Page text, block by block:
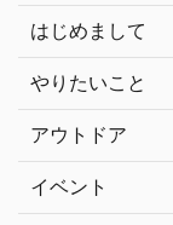
はじめまして
やりたいこと
アウトドア
イベント